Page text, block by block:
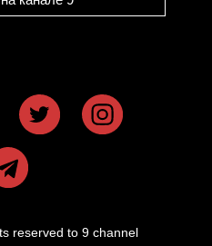
reserved to 9 channel